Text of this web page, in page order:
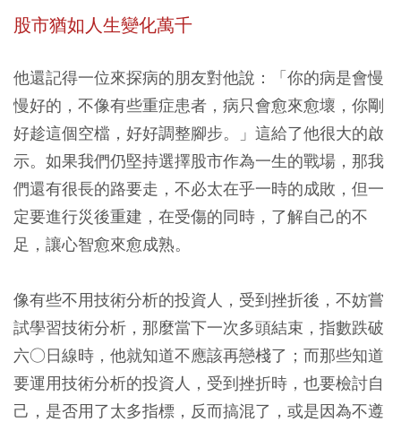
股市猶如人生變化萬千
他還記得一位來探病的朋友對他說：「你的病是會慢
慢好的，不像有些重症患者，病只會愈來愈壞，你剛
好趁這個空檔，好好調整腳步。」這給了他很大的啟
示。如果我們仍堅持選擇股市作為一生的戰場，那我
們還有很長的路要走，不必太在乎一時的成敗，但一
定要進行災後重建，在受傷的同時，了解自己的不
足，讓心智愈來愈成熟。
像有些不用技術分析的投資人，受到挫折後，不妨嘗
試學習技術分析，那麼當下一次多頭結束，指數跌破
六○日線時，他就知道不應該再戀棧了；而那些知道
要運用技術分析的投資人，受到挫折時，也要檢討自
己，是否用了太多指標，反而搞混了，或是因為不遵